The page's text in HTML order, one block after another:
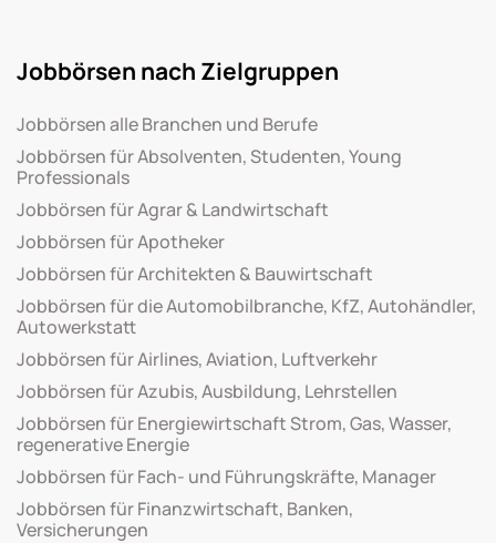
Jobbörsen nach Zielgruppen
Jobbörsen alle Branchen und Berufe
Jobbörsen für Absolventen, Studenten, Young
Professionals
Jobbörsen für Agrar & Landwirtschaft
Jobbörsen für Apotheker
Jobbörsen für Architekten & Bauwirtschaft
Jobbörsen für die Automobilbranche, KfZ, Autohändler,
Autowerkstatt
Jobbörsen für Airlines, Aviation, Luftverkehr
Jobbörsen für Azubis, Ausbildung, Lehrstellen
Jobbörsen für Energiewirtschaft Strom, Gas, Wasser,
regenerative Energie
Jobbörsen für Fach- und Führungskräfte, Manager
Jobbörsen für Finanzwirtschaft, Banken,
Versicherungen